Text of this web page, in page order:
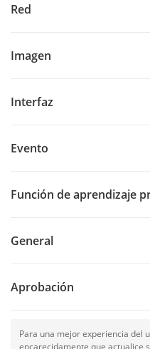
Red
Imagen
Interfaz
Evento
Función de aprendizaje
General
Aprobación
Para una mejor experiencia del
encarecidamente que actualice